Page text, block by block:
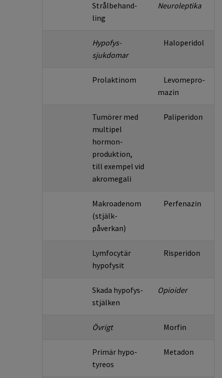
Strålbehand­
ling
Neuroleptika
Hypofys­
sjukdomar
Haloperidol
Prolaktinom
Levome­pro­­
mazin
Tumörer med
multipel
hormon­
produktion,
till exempel vid
akrom­egali
Paliperidon
Makroadenom
(stjälk­
påverkan)
Perfenazin
Lymfocytär
hypo­fysit
Risperidon
Skada hypofys­
stjälken
Opioider
Övrigt Morfin
Primär hypo­
tyreos
Metadon